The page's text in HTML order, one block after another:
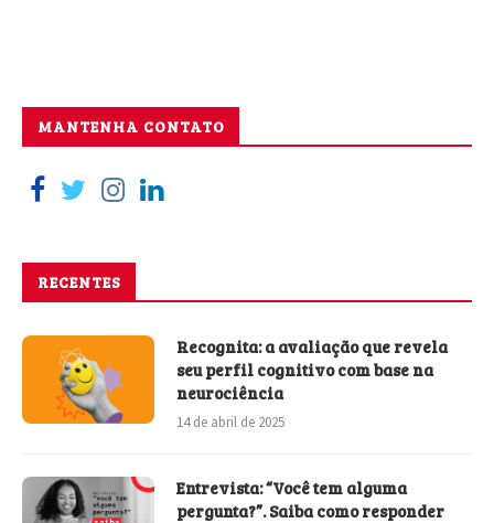
MANTENHA CONTATO
RECENTES
Recognita: a avaliação que revela
seu perfil cognitivo com base na
neurociência
14 de abril de 2025
Entrevista: “Você tem alguma
pergunta?”. Saiba como responder